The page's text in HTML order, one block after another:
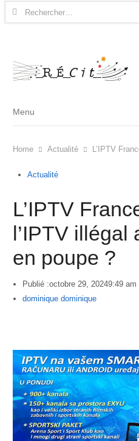
Rechercher :
Menu
Menu
Home Actualité L’IPTV
Actualité
L’IPTV
l’IPTV illégal
en poupe ?
Publié :octobre 29, 20249:49 am
Author
dominique dominique